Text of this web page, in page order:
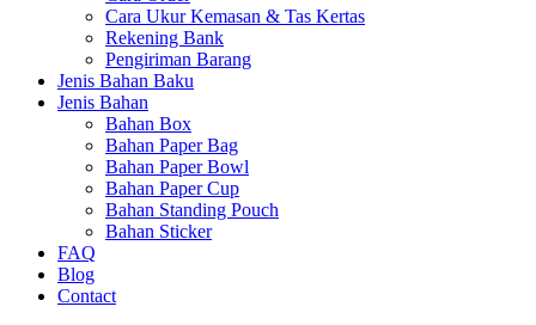
Cara Ukur Kemasan & Tas Kertas
Rekening Bank
Pengiriman Barang
Jenis Bahan Baku
Jenis Bahan
Bahan Box
Bahan Paper Bag
Bahan Paper Bowl
Bahan Paper Cup
Bahan Standing Pouch
Bahan Sticker
FAQ
Blog
Contact